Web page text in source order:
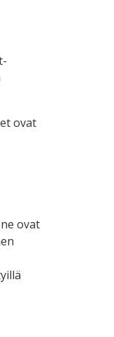
ovat
ovat